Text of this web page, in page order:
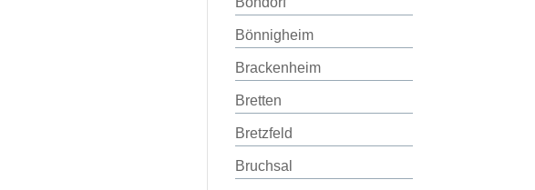
Bönnigheim
Brackenheim
Bretten
Bretzfeld
Bruchsal